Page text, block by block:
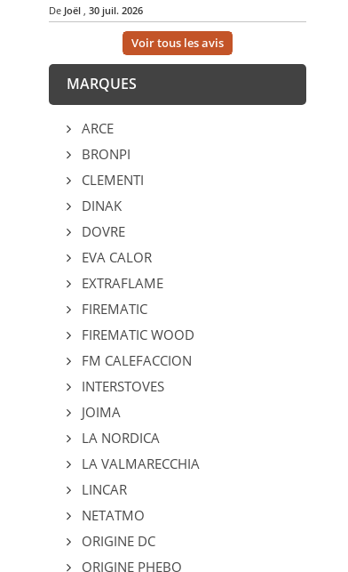
De Joël, 30 juil. 2026
Voir tous les avis
MARQUES
ARCE
BRONPI
CLEMENTI
DINAK
DOVRE
EVA CALOR
EXTRAFLAME
FIREMATIC
FIREMATIC WOOD
FM CALEFACCION
INTERSTOVES
JOIMA
LA NORDICA
LA VALMARECCHIA
LINCAR
NETATMO
ORIGINE DC
ORIGINE PHEBO